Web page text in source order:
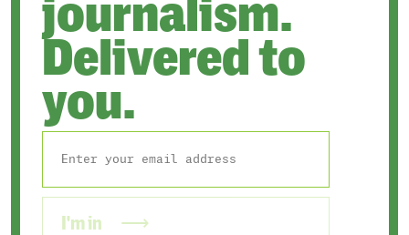
journalism.
Delivered to
you.
I'm in